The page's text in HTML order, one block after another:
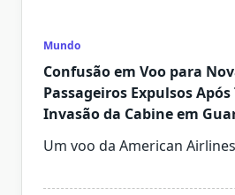
Mundo
Confusão em Voo para
Passageiros Expulsos
Invasão da Cabine em
Um voo da American